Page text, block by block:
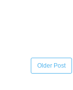
Older Post